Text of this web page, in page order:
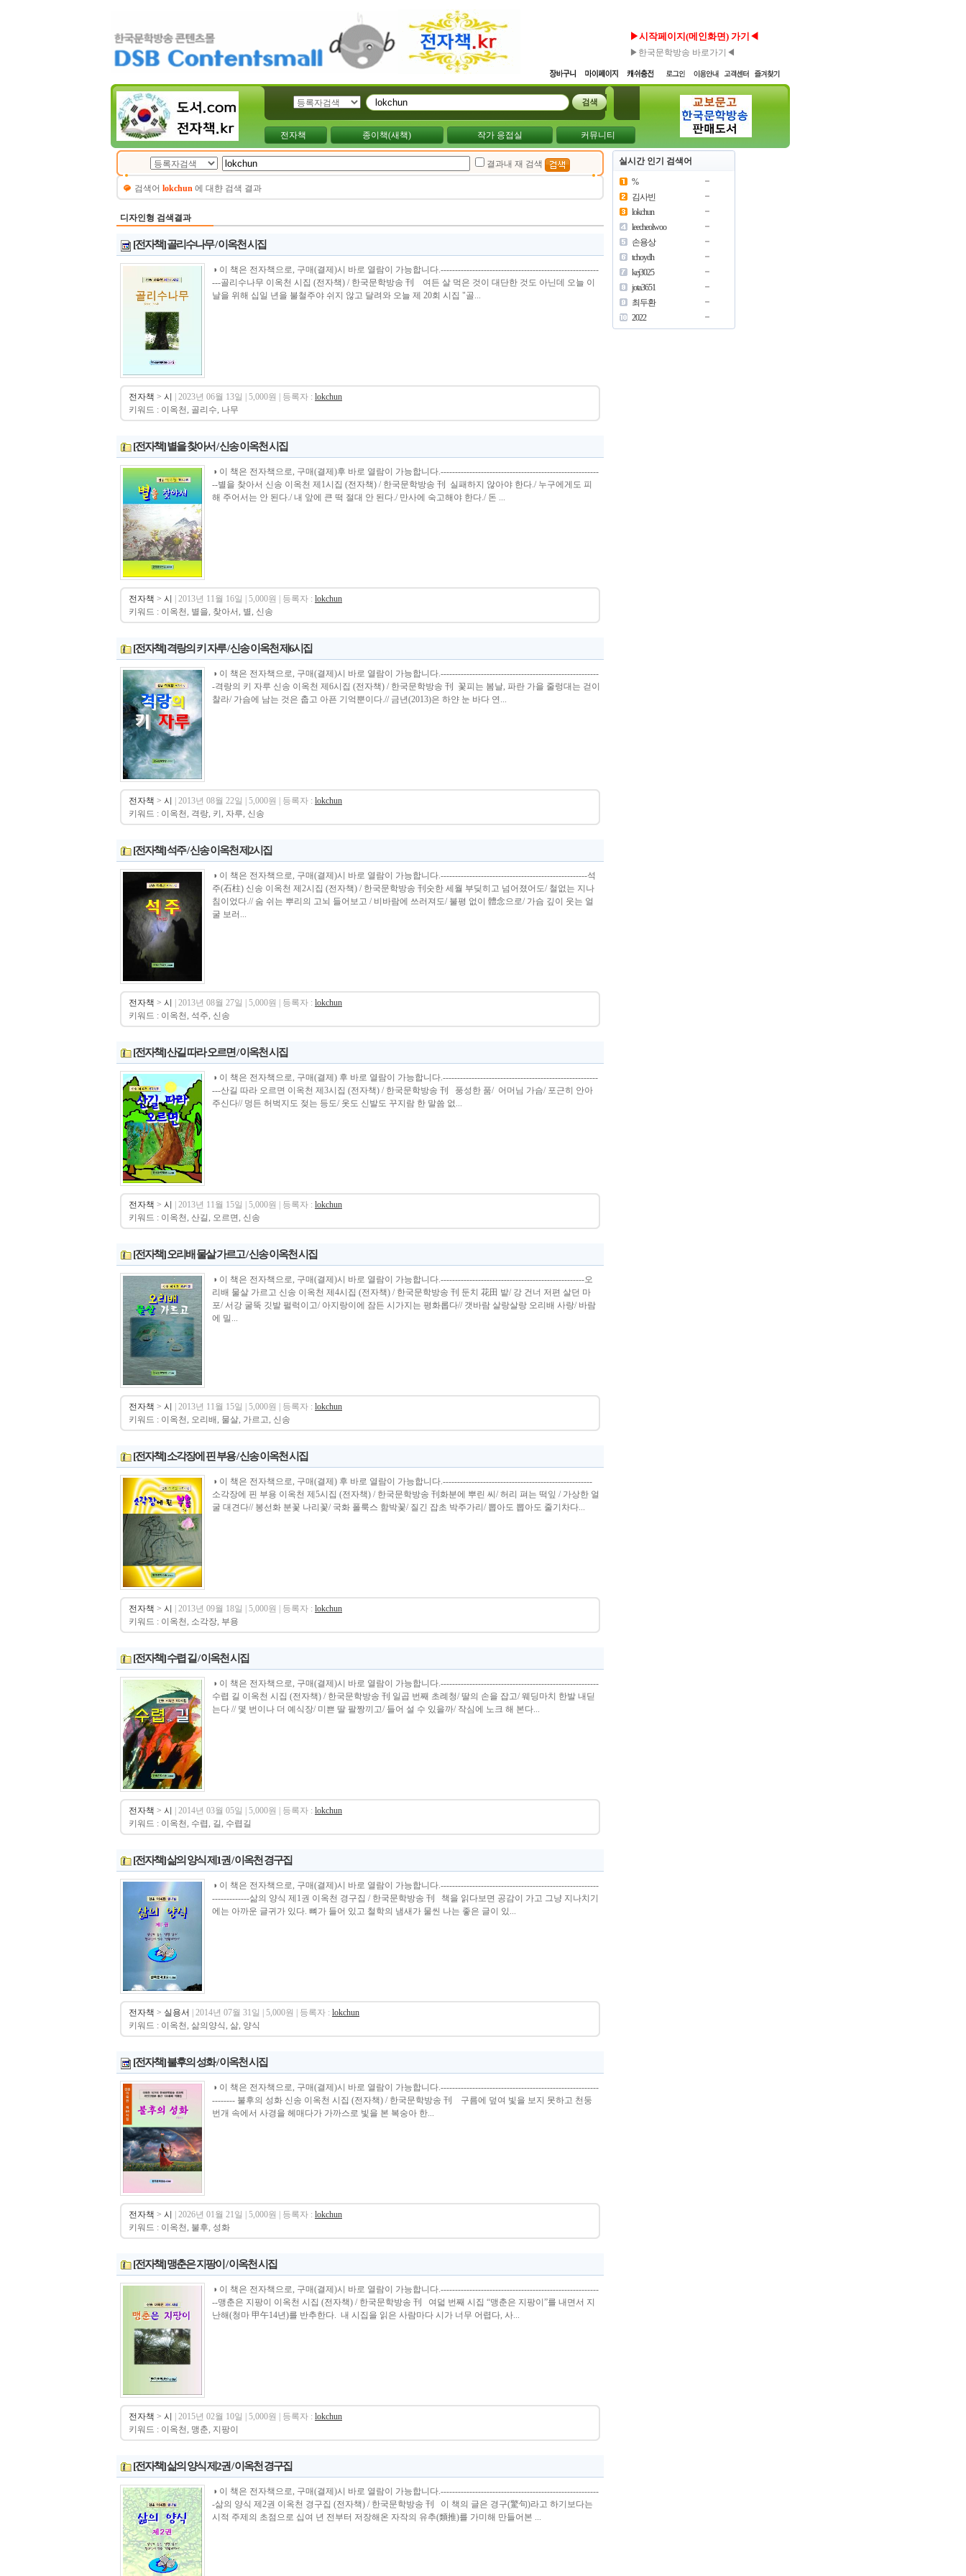
▶시작페이지(메인화면) 가기◀
▶한국문학방송 바로가기◀
전자책 종이책(새책) 작가 응접실 커뮤니티
결과내 재 검색
검색어 lokchun 에 대햔 검색 결과
디자인형 검색결과
[전자책] 골리수나무 / 이옥천 시집
◑ 이 책은 전자책으로, 구매(결제)시 바로 열람이 가능합니다.-------------------------------------------------------
---골리수나무 이옥천 시집 (전자책) / 한국문학방송 刊 여든 살 먹은 것이 대단한 것도 아닌데 오늘 이
날을 위해 십일 년을 불철주야 쉬지 않고 달려와 오늘 제 20회 시집 "골...
전자책 > 시 | 2023년 06월 13일 | 5,000원 | 등록자 : lokchun
키워드 : 이옥천, 골리수, 나무
[전자책] 별을 찾아서 / 신송 이옥천 시집
◑ 이 책은 전자책으로, 구매(결제)후 바로 열람이 가능합니다.-------------------------------------------------------
--별을 찾아서 신송 이옥천 제1시집 (전자책) / 한국문학방송 刊 실패하지 않아야 한다./ 누구에게도 피
해 주어서는 안 된다./ 내 앞에 큰 떡 절대 안 된다./ 만사에 숙고해야 한다./ 돈 ...
전자책 > 시 | 2013년 11월 16일 | 5,000원 | 등록자 : lokchun
키워드 : 이옥천, 별을, 찾아서, 별, 신송
[전자책] 격랑의 키 자루 / 신송 이옥천 제6시집
◑ 이 책은 전자책으로, 구매(결제)시 바로 열람이 가능합니다.-------------------------------------------------------
-격랑의 키 자루 신송 이옥천 제6시집 (전자책) / 한국문학방송 刊 꽃피는 봄날, 파란 가을 줄렁대는 걷이
찰라/ 가슴에 남는 것은 춥고 아픈 기억뿐이다.// 금년(2013)은 하얀 눈 바다 연...
전자책 > 시 | 2013년 08월 22일 | 5,000원 | 등록자 : lokchun
키워드 : 이옥천, 격랑, 키, 자루, 신송
[전자책] 석주 / 신송 이옥천 제2시집
◑ 이 책은 전자책으로, 구매(결제)시 바로 열람이 가능합니다.---------------------------------------------------석
주(石柱) 신송 이옥천 제2시집 (전자책) / 한국문학방송 刊숫한 세월 부딪히고 넘어졌어도/ 철없는 지나
침이었다.// 숨 쉬는 뿌리의 고뇌 들어보고 / 비바람에 쓰러져도/ 불평 없이 體念으로/ 가슴 깊이 웃는 얼
굴 보러...
전자책 > 시 | 2013년 08월 27일 | 5,000원 | 등록자 : lokchun
키워드 : 이옥천, 석주, 신송
[전자책] 산길 따라 오르면 / 이옥천 시집
◑ 이 책은 전자책으로, 구매(결제) 후 바로 열람이 가능합니다.------------------------------------------------------
---산길 따라 오르면 이옥천 제3시집 (전자책) / 한국문학방송 刊 풍성한 품/ 어머님 가슴/ 포근히 안아
주신다// 멍든 허벅지도 젖는 등도/ 옷도 신발도 꾸지람 한 말씀 없...
전자책 > 시 | 2013년 11월 15일 | 5,000원 | 등록자 : lokchun
키워드 : 이옥천, 산길, 오르면, 신송
[전자책] 오리배 물살 가르고 / 신송 이옥천 시집
◑ 이 책은 전자책으로, 구매(결제)시 바로 열람이 가능합니다.--------------------------------------------------오
리배 물살 가르고 신송 이옥천 제4시집 (전자책) / 한국문학방송 刊 둔치 花田 밭/ 강 건너 저편 살던 마
포/ 서강 굴뚝 깃발 펄럭이고/ 아지랑이에 잠든 시가지는 평화롭다// 갯바람 살랑살랑 오리배 사랑/ 바람
에 밀...
전자책 > 시 | 2013년 11월 15일 | 5,000원 | 등록자 : lokchun
키워드 : 이옥천, 오리배, 물살, 가르고, 신송
[전자책] 소각장에 핀 부용 / 신송 이옥천 시집
◑ 이 책은 전자책으로, 구매(결제) 후 바로 열람이 가능합니다.----------------------------------------------------
소각장에 핀 부용 이옥천 제5시집 (전자책) / 한국문학방송 刊화분에 뿌린 씨/ 허리 펴는 떡잎 / 가상한 얼
굴 대견다// 봉선화 분꽃 나리꽃/ 국화 폴룩스 함박꽃/ 질긴 잡초 박주가리/ 뽑아도 뽑아도 줄기차다...
전자책 > 시 | 2013년 09월 18일 | 5,000원 | 등록자 : lokchun
키워드 : 이옥천, 소각장, 부용
[전자책] 수렵 길 / 이옥천 시집
◑ 이 책은 전자책으로, 구매(결제)시 바로 열람이 가능합니다.-------------------------------------------------------
수렵 길 이옥천 시집 (전자책) / 한국문학방송 刊 일곱 번째 초례청/ 딸의 손을 잡고/ 웨딩마치 한발 내딛
는다 // 몇 번이나 더 예식장/ 미쁜 딸 팔짱끼고/ 들어 설 수 있을까/ 작심에 노크 해 본다...
전자책 > 시 | 2014년 03월 05일 | 5,000원 | 등록자 : lokchun
키워드 : 이옥천, 수렵, 길, 수렵길
[전자책] 삶의 양식 제1권 / 이옥천 경구집
◑ 이 책은 전자책으로, 구매(결제)시 바로 열람이 가능합니다.-------------------------------------------------------
-------------삶의 양식 제1권 이옥천 경구집 / 한국문학방송 刊 책을 읽다보면 공감이 가고 그냥 지나치기
에는 아까운 글귀가 있다. 뼈가 들어 있고 철학의 냄새가 물씬 나는 좋은 글이 있...
전자책 > 실용서 | 2014년 07월 31일 | 5,000원 | 등록자 : lokchun
키워드 : 이옥천, 삶의양식, 삶, 양식
[전자책] 불후의 성화 / 이옥천 시집
◑ 이 책은 전자책으로, 구매(결제)시 바로 열람이 가능합니다.-------------------------------------------------------
-------- 불후의 성화 신송 이옥천 시집 (전자책) / 한국문학방송 刊 구름에 덮여 빛을 보지 못하고 천둥
번개 속에서 사경을 헤매다가 가까스로 빛을 본 복숭아 한...
전자책 > 시 | 2026년 01월 21일 | 5,000원 | 등록자 : lokchun
키워드 : 이옥천, 불후, 성화
[전자책] 맹춘은 지팡이 / 이옥천 시집
◑ 이 책은 전자책으로, 구매(결제)시 바로 열람이 가능합니다.-------------------------------------------------------
--맹춘은 지팡이 이옥천 시집 (전자책) / 한국문학방송 刊 여덟 번째 시집 “맹춘은 지팡이”를 내면서 지
난해(청마 甲午14년)를 반추한다. 내 시집을 읽은 사람마다 시가 너무 어렵다, 사...
전자책 > 시 | 2015년 02월 10일 | 5,000원 | 등록자 : lokchun
키워드 : 이옥천, 맹춘, 지팡이
[전자책] 삶의 양식 제2권 / 이옥천 경구집
◑ 이 책은 전자책으로, 구매(결제)시 바로 열람이 가능합니다.-------------------------------------------------------
-삶의 양식 제2권 이옥천 경구집 (전자책) / 한국문학방송 刊 이 책의 글은 경구(驚句)라고 하기보다는
시적 주제의 초점으로 십여 년 전부터 저장해온 자작의 유추(類推)를 가미해 만들어본 ...
실시간 인기 검색어
%
김사빈
lokchun
leecheolwoo
손용상
tchoydh
kej3025
jota3651
최두환
2022